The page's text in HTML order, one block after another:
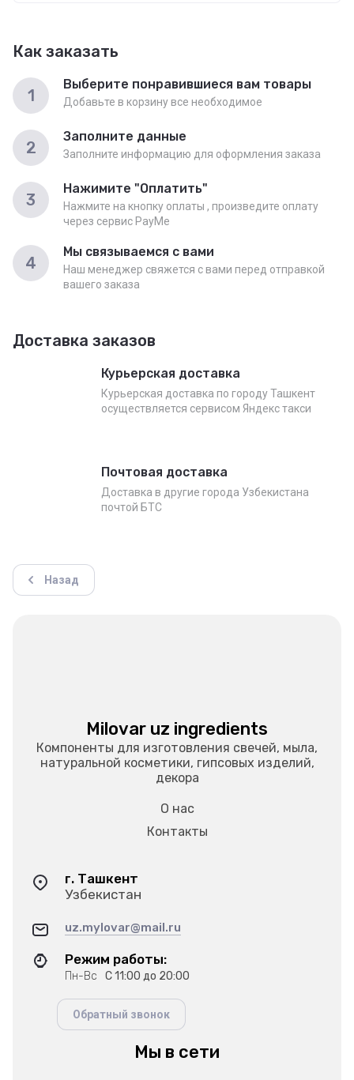
Как заказать
1
Выберите понравившиеся вам товары
Добавьте в корзину все необходимое
2
Заполните данные
Заполните информацию для оформления заказа
3
Нажимите "Оплатить"
Нажмите на кнопку оплаты , произведите оплату
через сервис PayMe
4
Мы связываемся с вами
Наш менеджер свяжется с вами перед отправкой
вашего заказа
Доставка заказов
Курьерская доставка
Курьерская доставка по городу Ташкент
осуществляется сервисом Яндекс такси
Почтовая доставка
Доставка в другие города Узбекистана
почтой БТС
Назад
Milovar uz ingredients
Компоненты для изготовления свечей, мыла,
натуральной косметики, гипсовых изделий,
декора
О нас
Контакты
г. Ташкент
Узбекистан
uz.mylovar@mail.ru
Режим работы:
Пн-Вс С 11:00 до 20:00
Обратный звонок
Мы в сети